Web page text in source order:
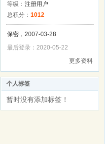
等级： 注册用户
总积分： 1012
保密，2007-03-28
最后登录：2020-05-22
更多资料
个人标签
暂时没有添加标签！